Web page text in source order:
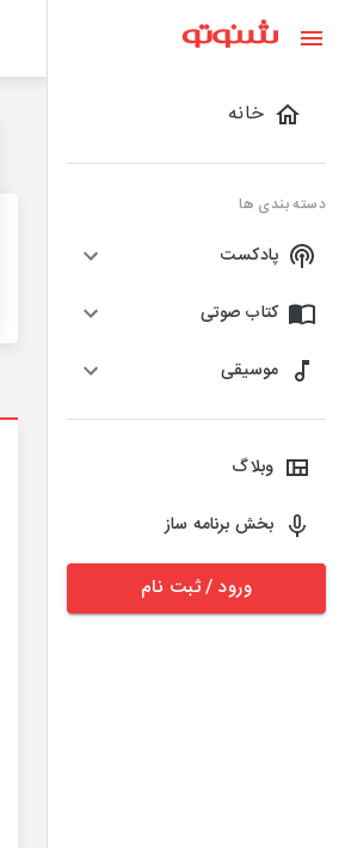
خانه
دسته بندی ها
پادکست
کتاب صوتی
موسیقی
وبلاگ
بخش برنامه ساز
ورود / ثبت نام